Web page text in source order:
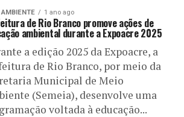
AMBIENTE 1 ano ago
de Rio Branco promove ações de
ambiental durante a Expoacre 2025
a edição 2025 da Expoacre, a
de Rio Branco, por meio da
Municipal de Meio
(Semeia), desenvolve uma
voltada à educação...